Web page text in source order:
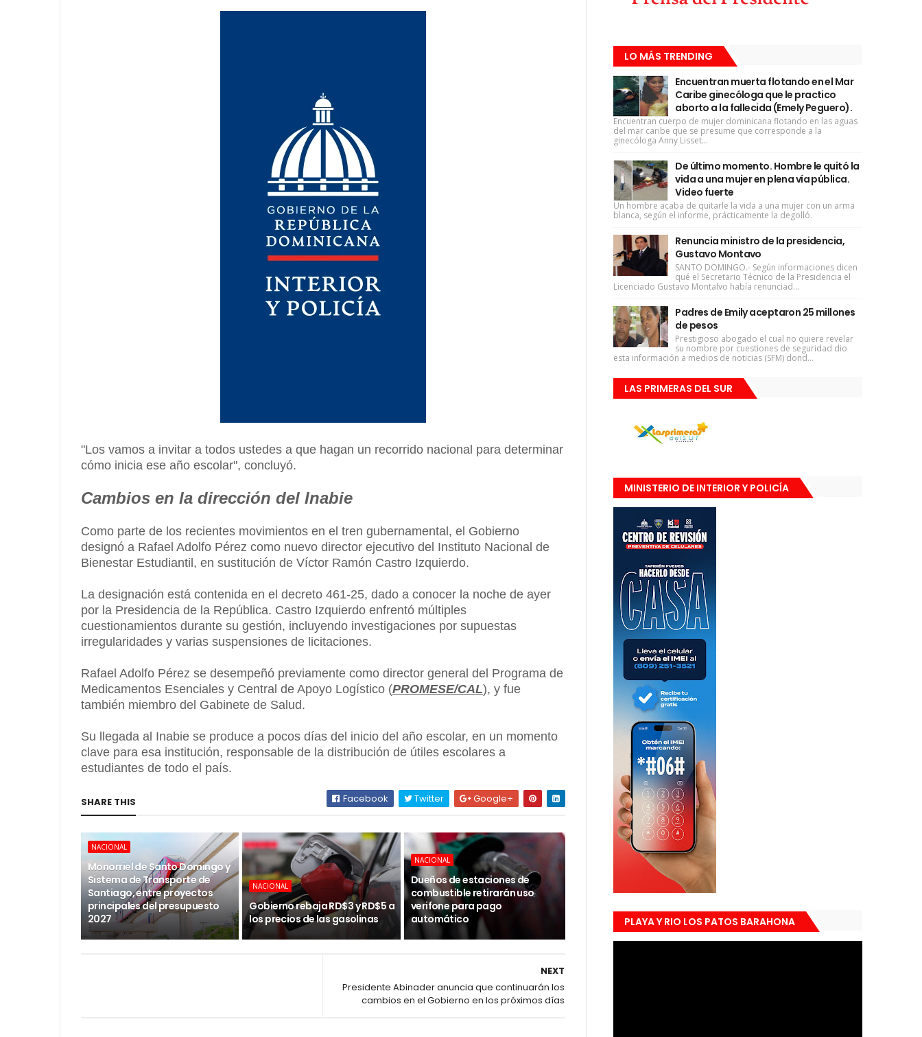
"Los vamos a invitar a todos ustedes a que hagan un recorrido nacional para determinar
cómo inicia ese año escolar", concluyó.
Cambios en la dirección del Inabie
Como parte de los recientes movimientos en el tren gubernamental, el Gobierno
designó a Rafael Adolfo Pérez como nuevo director ejecutivo del Instituto Nacional de
Bienestar Estudiantil, en sustitución de Víctor Ramón Castro Izquierdo.
La designación está contenida en el decreto 461-25, dado a conocer la noche de ayer
por la Presidencia de la República. Castro Izquierdo enfrentó múltiples
cuestionamientos durante su gestión, incluyendo investigaciones por supuestas
irregularidades y varias suspensiones de licitaciones.
Rafael Adolfo Pérez se desempeñó previamente como director general del Programa de
Medicamentos Esenciales y Central de Apoyo Logístico (PROMESE/CAL), y fue
también miembro del Gabinete de Salud.
Su llegada al Inabie se produce a pocos días del inicio del año escolar, en un momento
clave para esa institución, responsable de la distribución de útiles escolares a
estudiantes de todo el país.
SHARE THIS Facebook Twitter Google+
NACIONAL
Monorriel de Santo Domingo y
Sistema de Transporte de
Santiago, entre proyectos
principales del presupuesto
2027
NACIONAL
Gobierno rebaja RD$3 y RD$5 a
los precios de las gasolinas
NACIONAL
Dueños de estaciones de
combustible retirarán uso
verifone para pago
automático
NEXT
Presidente Abinader anuncia que continuarán los
cambios en el Gobierno en los próximos días
LO MÁS TRENDING
Encuentran muerta flotando en el Mar
Caribe ginecóloga que le practico
aborto a la fallecida (Emely Peguero).
Encuentran cuerpo de mujer dominicana flotando en las aguas
del mar caribe que se presume que corresponde a la
ginecóloga Anny Lisset...
De último momento. Hombre le quitó la
vida a una mujer en plena vía pública.
Video fuerte
Un hombre acaba de quitarle la vida a una mujer con un arma
blanca, según el informe, prácticamente la degolló.
Renuncia ministro de la presidencia,
Gustavo Montavo
SANTO DOMINGO.- Según informaciones dicen
qué el Secretario Técnico de la Presidencia el
Licenciado Gustavo Montalvo había renunciad...
Padres de Emily aceptaron 25 millones
de pesos
Prestigioso abogado el cual no quiere revelar
su nombre por cuestiones de seguridad dio
esta información a medios de noticias (SFM) dond...
LAS PRIMERAS DEL SUR
MINISTERIO DE INTERIOR Y POLICÍA
PLAYA Y RIO LOS PATOS BARAHONA